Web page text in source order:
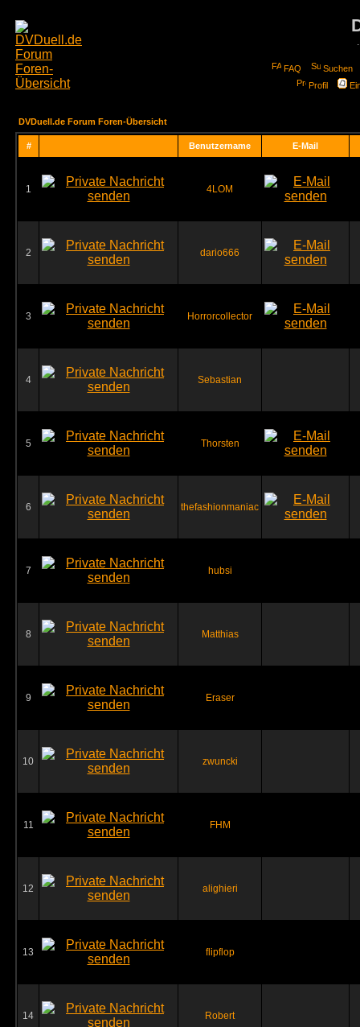
FAQ
Suchen
Profil
DVDuell.de Forum Foren-Übersicht
# Benutzername E-Mail
1 4LOM
2 dario666
3 Horrorcollector
4 Sebastian
5 Thorsten
6 thefashionmaniac
7 hubsi
8 Matthias
9 Eraser
10 zwuncki
11 FHM
12 alighieri
13 flipflop
14 Robert